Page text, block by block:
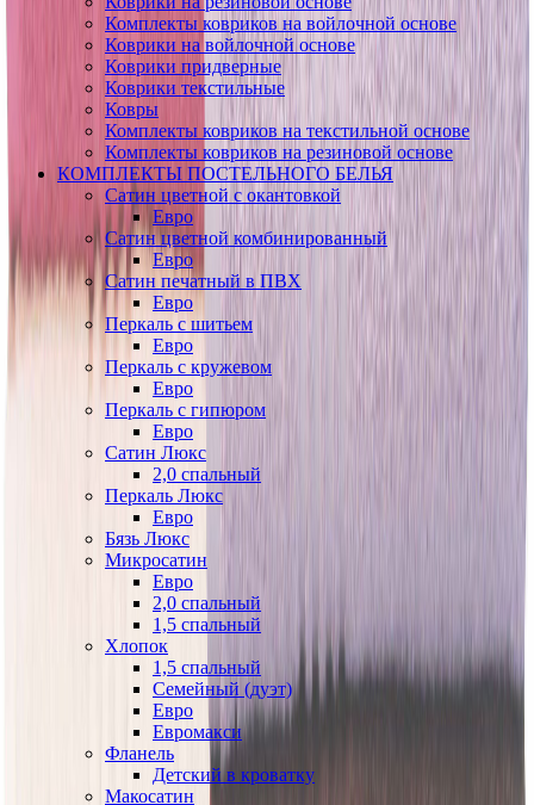
Комплекты ковриков на войлочной основе
Коврики на войлочной основе
Коврики придверные
Коврики текстильные
Ковры
Комплекты ковриков на текстильной основе
Комплекты ковриков на резиновой основе
КОМПЛЕКТЫ ПОСТЕЛЬНОГО БЕЛЬЯ
Сатин цветной с окантовкой
Евро
Сатин цветной комбинированный
Евро
Сатин печатный в ПВХ
Евро
Перкаль с шитьем
Евро
Перкаль с кружевом
Евро
Перкаль с гипюром
Евро
Сатин Люкс
2,0 спальный
Перкаль Люкс
Евро
Бязь Люкс
Микросатин
Евро
2,0 спальный
1,5 спальный
Хлопок
1,5 спальный
Семейный (дуэт)
Евро
Евромакси
Фланель
Детский в кроватку
Макосатин